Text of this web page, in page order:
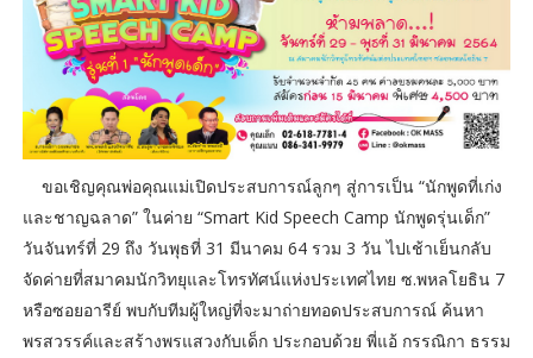
ขอเชิญคุณพ่อคุณแม่เปิดประสบการณ์ลูกๆ สู่การเป็น “นักพูดที่เก่ง
และชาญฉลาด” ในค่าย “Smart Kid Speech Camp นักพูดรุ่นเด็ก”
วันจันทร์ที่ 29 ถึง วันพุธที่ 31 มีนาคม 64 รวม 3 วัน ไปเช้าเย็นกลับ
จัดค่ายที่สมาคมนักวิทยุและโทรทัศน์แห่งประเทศไทย ซ.พหลโยธิน 7
หรือซอยอารีย์ พบกับทีมผู้ใหญ่ที่จะมาถ่ายทอดประสบการณ์ ค้นหา
พรสวรรค์และสร้างพรแสวงกับเด็ก ประกอบด้วย พี่แอ้ กรรณิกา ธรรม